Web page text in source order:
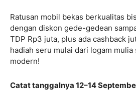
Ratusan mobil bekas berkualitas
dengan diskon gede-gedean
TDP Rp3 juta, plus ada cashback
hadiah seru mulai dari logam mulia
modern!
Catat tanggalnya 12–14